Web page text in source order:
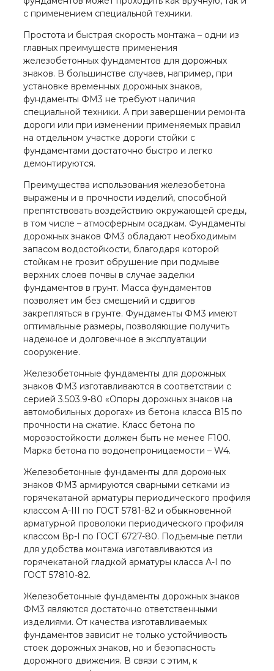
с применением специальной техники.
Простота и быстрая скорость монтажа – одни из
главных преимуществ применения
железобетонных фундаментов для дорожных
знаков. В большинстве случаев, например, при
установке временных дорожных знаков,
фундаменты ФМ3 не требуют наличия
специальной техники. А при завершении ремонта
дороги или при изменении применяемых правил
на отдельном участке дороги стойки с
фундаментами достаточно быстро и легко
демонтируются.
Преимущества использования железобетона
выражены и в прочности изделий, способной
препятствовать воздействию окружающей среды,
в том числе – атмосферным осадкам. Фундаменты
дорожных знаков ФМ3 обладают необходимым
запасом водостойкости, благодаря которой
стойкам не грозит обрушение при подмыве
верхних слоев почвы в случае заделки
фундаментов в грунт. Масса фундаментов
позволяет им без смещений и сдвигов
закрепляться в грунте. Фундаменты ФМ3 имеют
оптимальные размеры, позволяющие получить
надежное и долговечное в эксплуатации
сооружение.
Железобетонные фундаменты для дорожных
знаков ФМ3 изготавливаются в соответствии с
серией 3.503.9-80 «Опоры дорожных знаков на
автомобильных дорогах» из бетона класса В15 по
прочности на сжатие. Класс бетона по
морозостойкости должен быть не менее F100.
Марка бетона по водонепроницаемости – W4.
Железобетонные фундаменты для дорожных
знаков ФМ3 армируются сварными сетками из
горячекатаной арматуры периодического профиля
классом А-III по ГОСТ 5781-82 и обыкновенной
арматурной проволоки периодического профиля
классом Вр-I по ГОСТ 6727-80. Подъемные петли
для удобства монтажа изготавливаются из
горячекатаной гладкой арматуры класса А-I по
ГОСТ 57810-82.
Железобетонные фундаменты дорожных знаков
ФМ3 являются достаточно ответственными
изделиями. От качества изготавливаемых
фундаментов зависит не только устойчивость
стоек дорожных знаков, но и безопасность
дорожного движения. В связи с этим, к